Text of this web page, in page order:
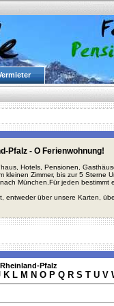
Pfalz - O Ferienwohnung!
Hotels, Pensionen,
kleinen Zimmer, bis zur 5 Sterne
München.Für jeden bestimmt
entweder über unsere Karten,
Pfalz
K L M N O P Q R S T U V